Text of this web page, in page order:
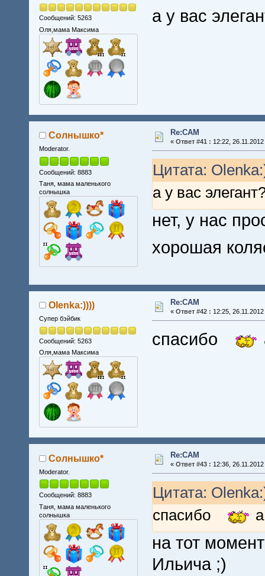
Сообщений: 5263
Оля,мама Максима
а у вас
Солнышко*
Moderator.
Сообщений: 8883
Таня, мама маленького
солнышка
Re:CAM
« Ответ #41 : 12:22, 26.11.2012
Цитата:
а у вас
нет, у нас
хорошая
Olenka:))))
Супер бэйбик
Сообщений: 5263
Оля,мама Максима
Re:CAM
« Ответ #42 : 12:25, 26.11.2012
спасибо
Солнышко*
Moderator.
Сообщений: 8883
Таня, мама маленького
солнышка
Re:CAM
« Ответ #43 : 12:36, 26.11.2012
Цитата:
спасибо
на тот
Ильича ;)